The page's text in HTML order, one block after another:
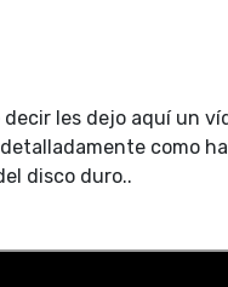
decir les dejo aquí un
como
disco duro..